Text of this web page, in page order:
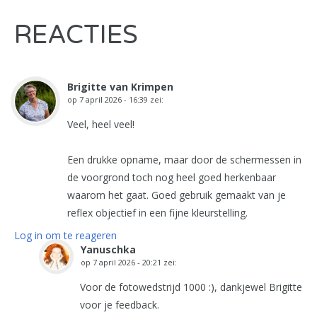
REACTIES
Brigitte van Krimpen
op 7 april 2026 - 16:39 zei:
Veel, heel veel!
Een drukke opname, maar door de schermessen in
de voorgrond toch nog heel goed herkenbaar
waarom het gaat. Goed gebruik gemaakt van je
reflex objectief in een fijne kleurstelling.
Log in om te reageren
Yanuschka
op 7 april 2026 - 20:21 zei:
Voor de fotowedstrijd 1000 :), dankjewel Brigitte
voor je feedback.